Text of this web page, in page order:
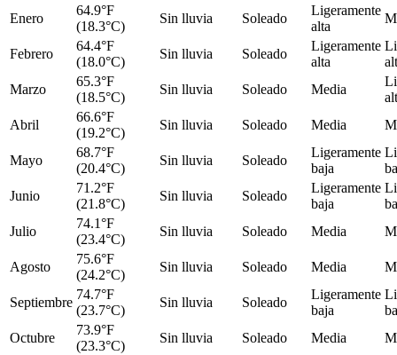
Enero
64.9°F
(18.3°C)
Sin lluvia Soleado
Ligeramente
alta
Febrero
64.4°F
(18.0°C)
Sin lluvia Soleado
Ligeramente
alta
Marzo
65.3°F
(18.5°C)
Sin lluvia Soleado Media
Abril
66.6°F
(19.2°C)
Sin lluvia Soleado Media
Mayo
68.7°F
(20.4°C)
Sin lluvia Soleado
Ligeramente
baja
Junio
71.2°F
(21.8°C)
Sin lluvia Soleado
Ligeramente
baja
Julio
74.1°F
(23.4°C)
Sin lluvia Soleado Media
Agosto
75.6°F
(24.2°C)
Sin lluvia Soleado Media
Septiembre
74.7°F
(23.7°C)
Sin lluvia Soleado
Ligeramente
baja
Octubre
73.9°F
(23.3°C)
Sin lluvia Soleado Media